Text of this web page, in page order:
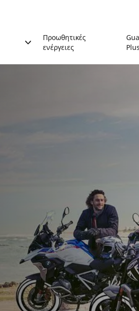
Προωθητικές
ενέργειες
Plus